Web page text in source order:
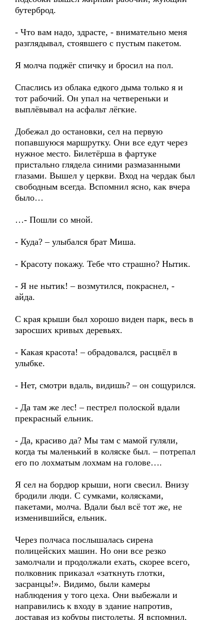
бутерброд.
- Что вам надо, здрасте, - внимательно меня
разглядывал, стоявшего с пустым пакетом.
Я молча поджёг спичку и бросил на пол.
Спаслись из облака едкого дыма только я и
тот рабочий. Он упал на четвереньки и
выплёвывал на асфальт лёгкие.
Добежал до остановки, сел на первую
попавшуюся маршрутку. Они все едут через
нужное место. Билетёрша в фартуке
пристально глядела синими размазанными
глазами. Вышел у церкви. Вход на чердак был
свободным всегда. Вспомнил ясно, как вчера
было…
…- Пошли со мной.
- Куда? – улыбался брат Миша.
- Красоту покажу. Тебе что страшно? Нытик.
- Я не нытик! – возмутился, покраснел, -
айда.
С края крыши был хорошо виден парк, весь в
заросших кривых деревьях.
- Какая красота! – обрадовался, расцвёл в
улыбке.
- Нет, смотри вдаль, видишь? – он сощурился.
- Да там же лес! – пестрел полоской вдали
прекрасный ельник.
- Да, красиво да? Мы там с мамой гуляли,
когда ты маленький в коляске был. – потрепал
его по лохматым лохмам на голове….
Я сел на бордюр крыши, ноги свесил. Внизу
бродили люди. С сумками, колясками,
пакетами, молча. Вдали был всё тот же, не
изменившийся, ельник.
Через полчаса послышалась сирена
полицейских машин. Но они все резко
замолчали и продолжали ехать, скорее всего,
полковник приказал «заткнуть глотки,
засранцы!». Видимо, были камеры
наблюдения у того цеха. Они выбежали и
направились к входу в здание напротив,
доставая из кобуры пистолеты. Я вспомнил,